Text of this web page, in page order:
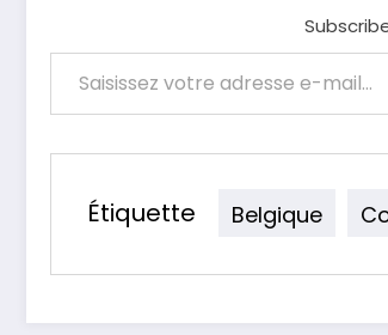
Saisissez votre adresse e-mail…
Étiquette Belgique